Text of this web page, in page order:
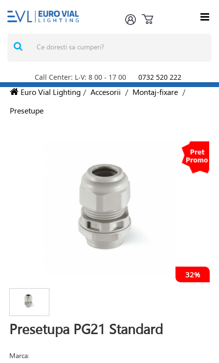
Call Center: L-V: 8 00 - 17 00 0732 520 222
Euro Vial Lighting / Accesorii / Montaj-fixare /
Presetupe
32%
Presetupa PG21 Standard
Marca: